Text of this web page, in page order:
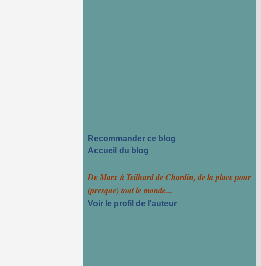
Recommander ce blog
Accueil du blog
De Marx à Teilhard de Chardin, de la place pour
(presque) tout le monde...
Voir le profil de l'auteur